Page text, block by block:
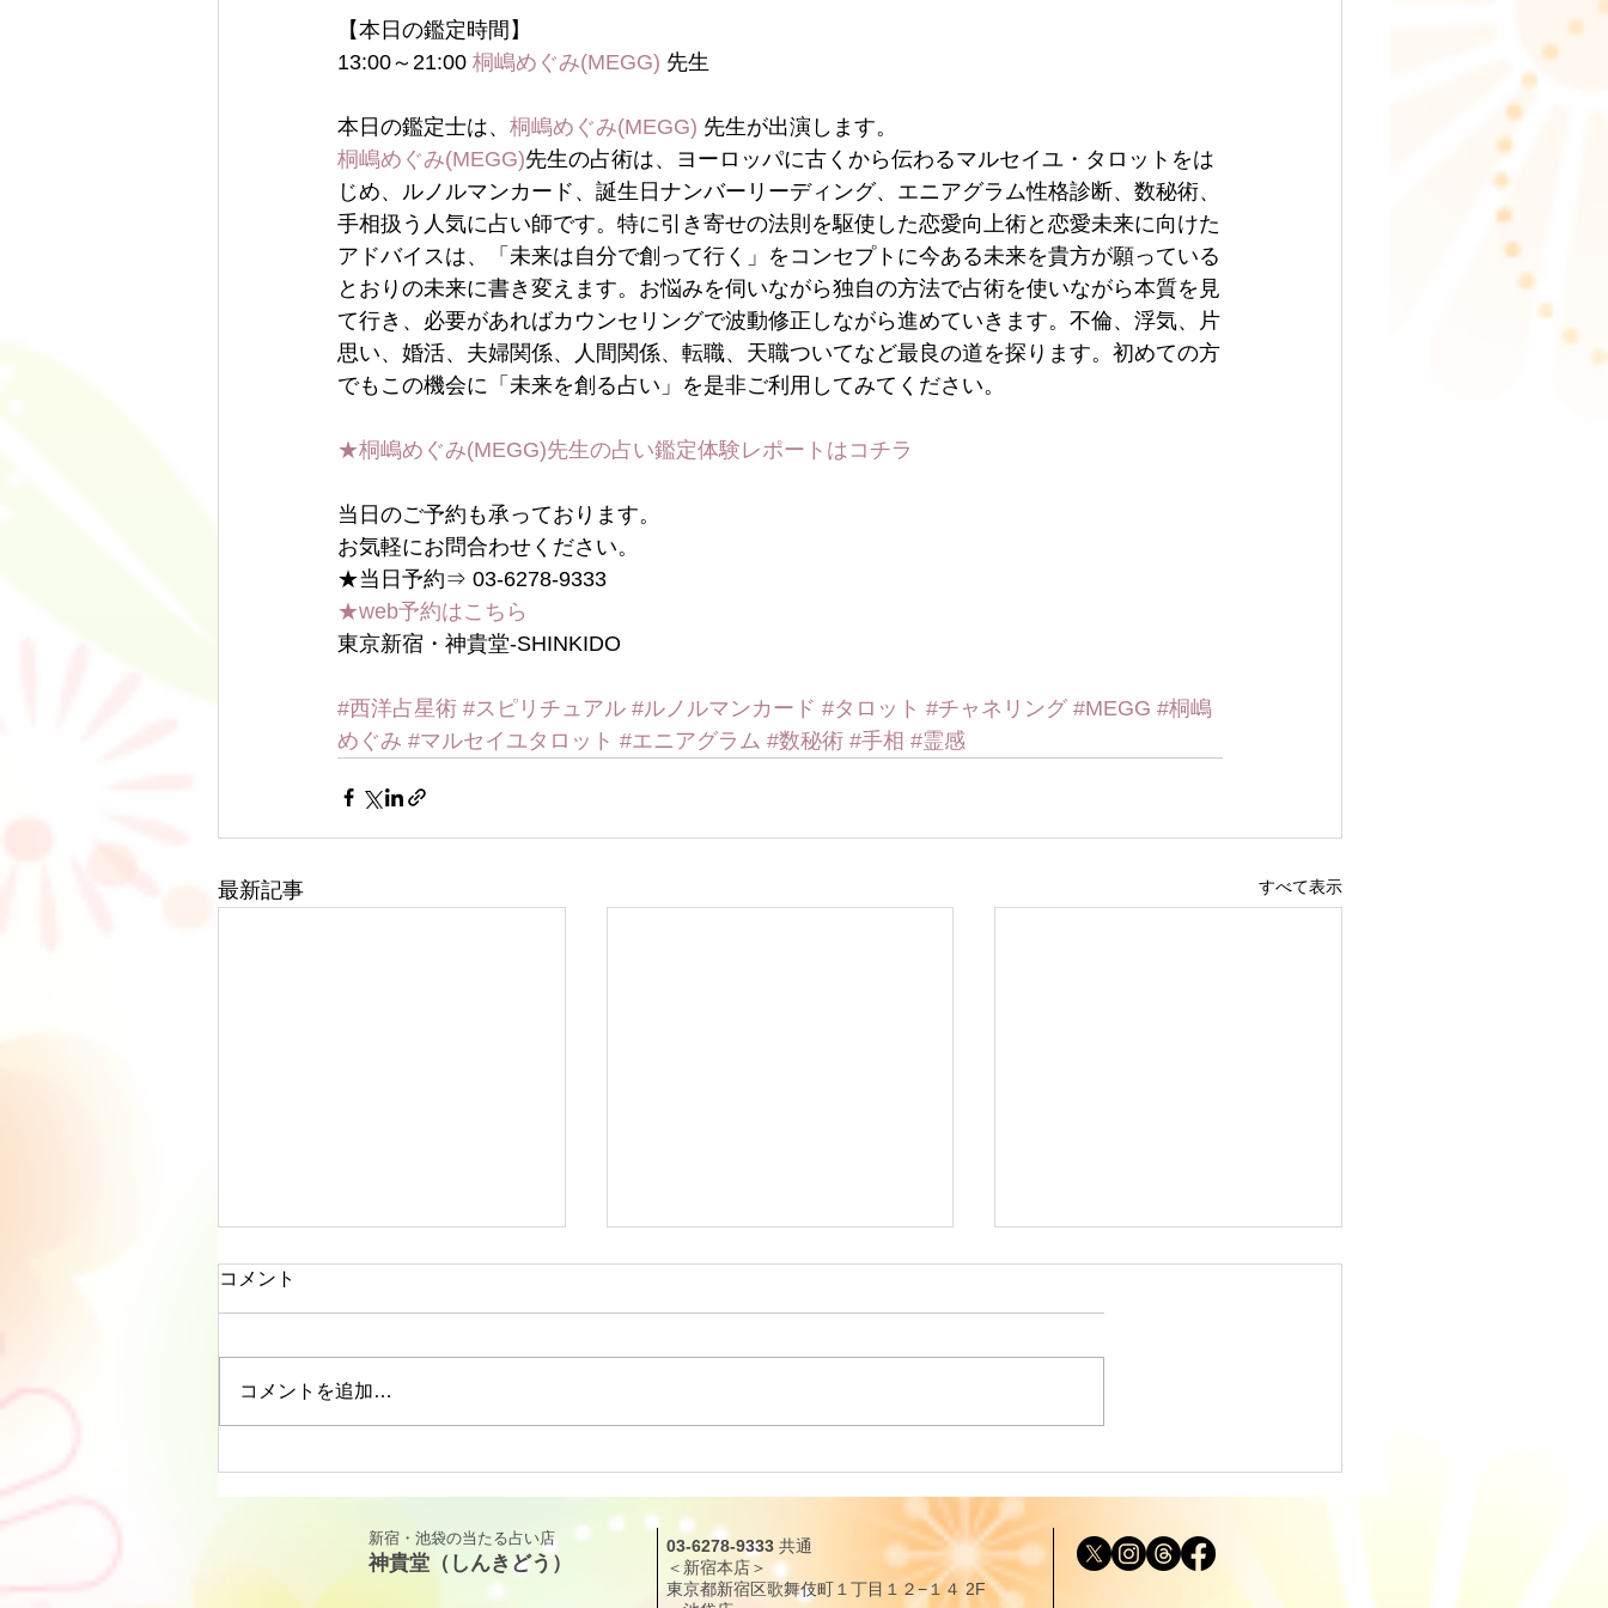
【本日の鑑定時間】
13:00～21:00 桐嶋めぐみ(MEGG) 先生
本日の鑑定士は、 桐嶋めぐみ(MEGG) 先生が出演します。
桐嶋めぐみ(MEGG)先生の占術は、ヨーロッパに古くから伝わるマルセイユ・タロットをは
じめ、ルノルマンカード、誕生日ナンバーリーディング、エニアグラム性格診断、数秘術、
手相扱う人気に占い師です。特に引き寄せの法則を駆使した恋愛向上術と恋愛未来に向けた
アドバイスは、「未来は自分で創って行く」をコンセプトに今ある未来を貴方が願っている
とおりの未来に書き変えます。お悩みを伺いながら独自の方法で占術を使いながら本質を見
て行き、必要があればカウンセリングで波動修正しながら進めていきます。不倫、浮気、片
思い、婚活、夫婦関係、人間関係、転職、天職ついてなど最良の道を探ります。初めての方
でもこの機会に「未来を創る占い」を是非ご利用してみてください。
★桐嶋めぐみ(MEGG)先生の占い鑑定体験レポートはコチラ
当日のご予約も承っております。
お気軽にお問合わせください。
★当日予約⇒ 03-6278-9333
★web予約はこちら
東京新宿・神貴堂-SHINKIDO
#西洋占星術 #スピリチュアル #ルノルマンカード #タロット #チャネリング #MEGG #桐嶋
めぐみ #マルセイユタロット #エニアグラム #数秘術 #手相 #霊感
最新記事 すべて表示
ト解説｜カップ・キング
ト解説｜カップ・クイーン
（QUEEN OF CUPS）「癒し
と愛情」
ト解説｜カップ・ナイト
現化する思い」
コメント
コメントを追加…
新宿・池袋の当たる占い​店
神貴堂（しんきどう）
03-6278-9333 共通
＜新宿本店＞
東京都新宿区歌舞伎町１丁目１２−１４ 2F